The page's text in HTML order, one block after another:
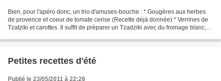
Bien, pour l'apéro donc, un trio d'amuses-bouche : * Gougères aux herbes
de provence et coeur de tomate cerise (Recette déjà donnée) * Verrines de
Tzatziki et carottes. Il suffit de préparer un Tzadziki avec du fromage blanc,
Petites recettes d'été
Publié le 23/05/2011 à 22:26